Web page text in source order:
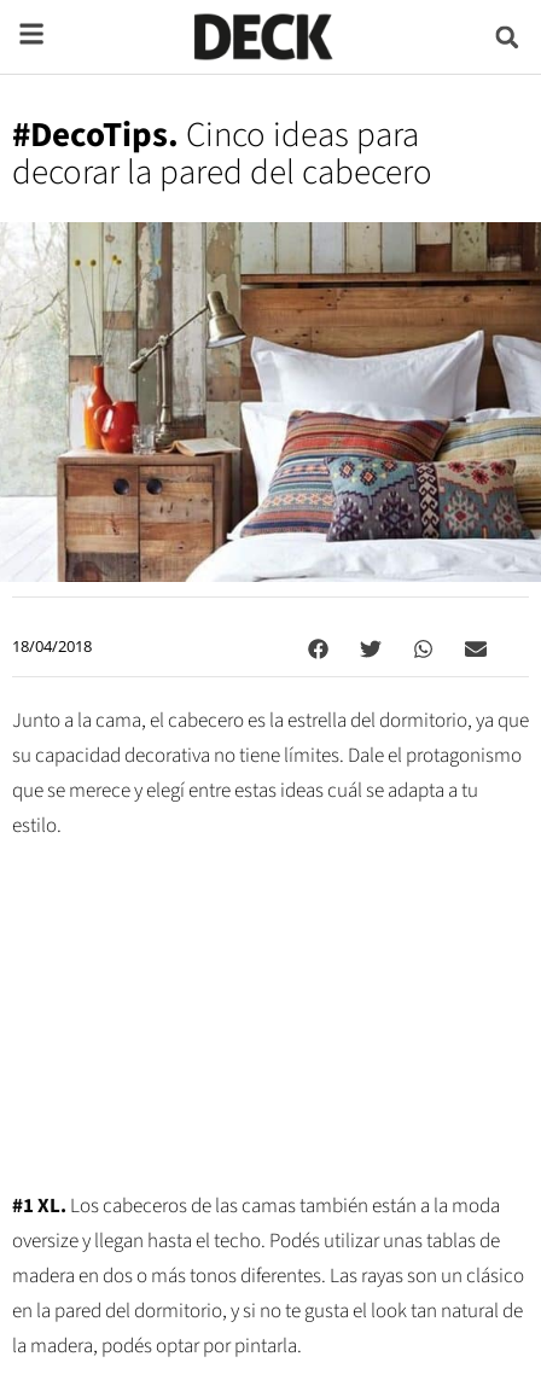
#DecoTips. Cinco ideas para
decorar la pared del cabecero
18/04/2018
Junto a la cama, el cabecero es la estrella del dormitorio, ya que
su capacidad decorativa no tiene límites. Dale el protagonismo
que se merece y elegí entre estas ideas cuál se adapta a tu
estilo.
#1 XL. Los cabeceros de las camas también están a la moda
oversize y llegan hasta el techo. Podés utilizar unas tablas de
madera en dos o más tonos diferentes. Las rayas son un clásico
en la pared del dormitorio, y si no te gusta el look tan natural de
la madera, podés optar por pintarla.